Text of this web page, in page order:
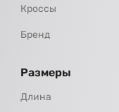
Кроссы
Бренд
Размеры
Длина